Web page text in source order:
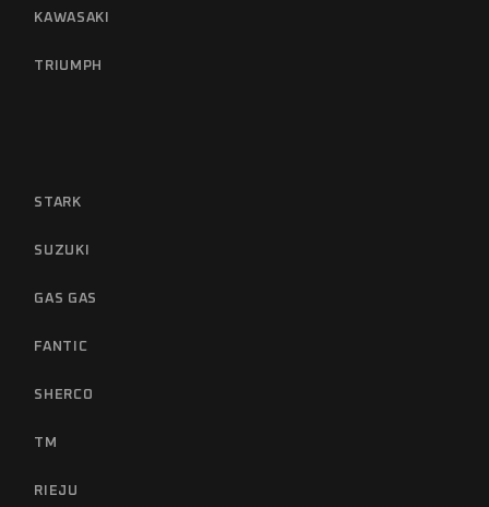
KAWASAKI
TRIUMPH
STARK
SUZUKI
GAS GAS
FANTIC
SHERCO
TM
RIEJU